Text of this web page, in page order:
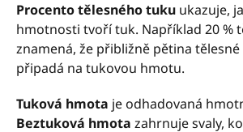
Procento tělesného tuku ukazuje,
hmotnosti tvoří tuk. Například 20 %
znamená, že přibližně pětina
připadá na tukovou hmotu.
Tuková hmota je odhadovaná
Beztuková hmota zahrnuje svaly,